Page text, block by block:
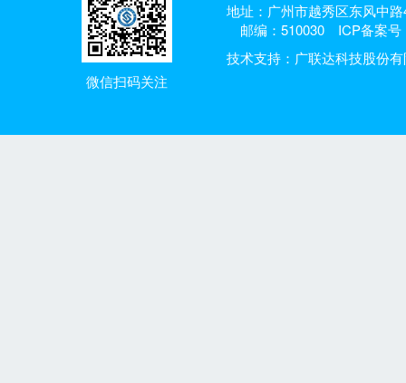
微信扫码关注
地址：广州市越秀区东风中
邮编：510030
ICP备案号
技术支持：广联达科技股份